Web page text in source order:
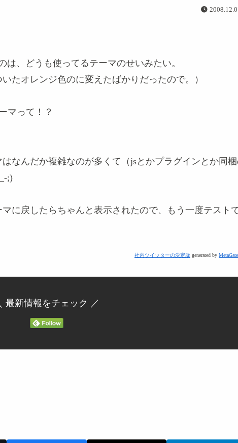
は、どうも使ってるテーマのせいみたい。
たオレンジ色のに変えたばかりだったので。）
マって！？
なんだか複雑なのが多くて（jsとかプラグインとか同
;)
に戻したらちゃんと表示されたので、もう一度テスト
社内ツイッターの決定版 generated by
最新情報をチェック ／